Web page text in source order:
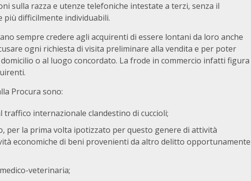
sulla razza e utenze telefoniche intestate a terzi, senza il
più difficilmente individuabili.
sempre credere agli acquirenti di essere lontani da loro anche
ogni richiesta di visita preliminare alla vendita e per poter
o al luogo concordato. La frode in commercio infatti figura
Procura sono:
internazionale clandestino di cuccioli;
per la prima volta ipotizzato per questo genere di attività
economiche di beni provenienti da altro delitto opportunamente
veterinaria;